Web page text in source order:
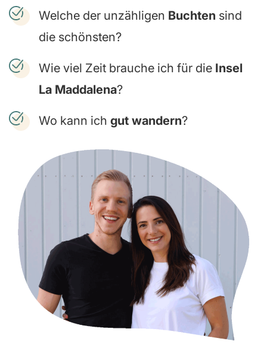
Welche der unzähligen Buchten sind
die schönsten?
Wie viel Zeit brauche ich für die Insel
La Maddalena?
Wo kann ich gut wandern?